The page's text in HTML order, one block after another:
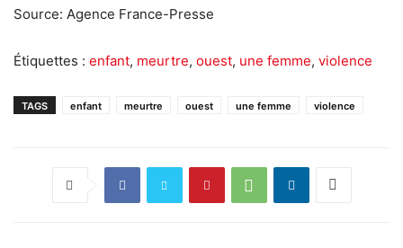
Source: Agence France-Presse
Étiquettes : enfant, meurtre, ouest, une femme, violence
TAGS enfant meurtre ouest une femme violence